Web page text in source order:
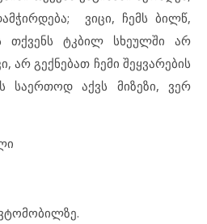
ვიცი, ჩემს ბილწ,
თქვენს ტკბილ სხეულში არ
არ გექნებათ ჩემი შეყვარების
საერთოდ აქვს მიზეზი, ვერ